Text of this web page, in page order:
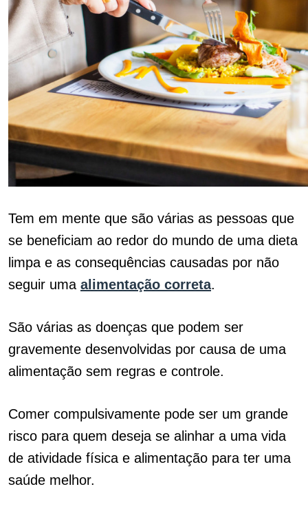
Tem em mente que são várias as pessoas que
se beneficiam ao redor do mundo de uma dieta
limpa e as consequências causadas por não
seguir uma alimentação correta.
São várias as doenças que podem ser
gravemente desenvolvidas por causa de uma
alimentação sem regras e controle.
Comer compulsivamente pode ser um grande
risco para quem deseja se alinhar a uma vida
de atividade física e alimentação para ter uma
saúde melhor.